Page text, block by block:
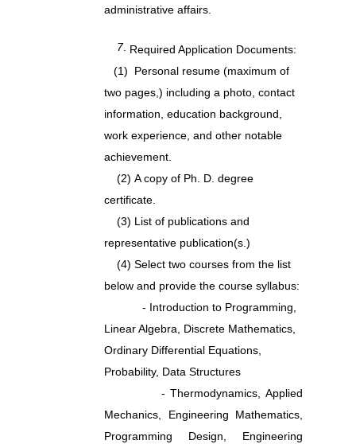
administrative affairs.
7. Required Application Documents:
(1)
Personal resume (maximum of
two pages,) including a photo, contact
information, education background,
work experience, and other notable
achievement.
(2)A copy of Ph. D. degree
certificate.
(3) List of publications and
representative publication(s.)
(4)Select two courses from the list
below and provide the course syllabus:
- Introduction to Programming,
Linear Algebra, Discrete Mathematics,
Ordinary Differential Equations,
Probability, Data Structures
- Thermodynamics, Applied
Mechanics, Engineering Mathematics,
Programming Design, Engineering